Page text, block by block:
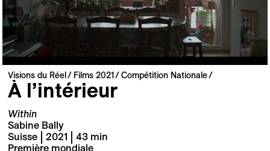
Visions du Réel Films 2021 Compétition Nationale
À l’intérieur
Within
Sabine Bally
Suisse | 2021 | 43 min
Première mondiale